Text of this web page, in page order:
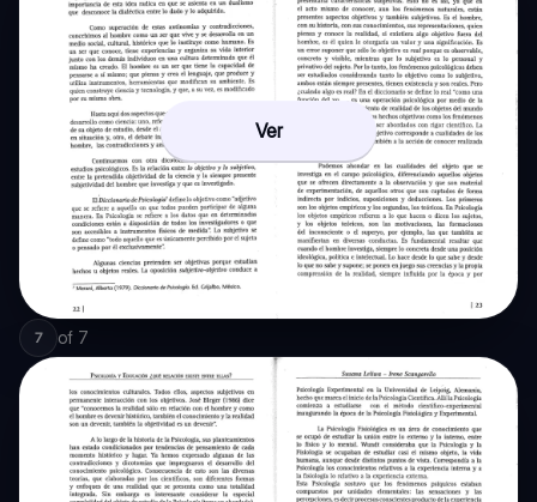
Ver
7 of 7